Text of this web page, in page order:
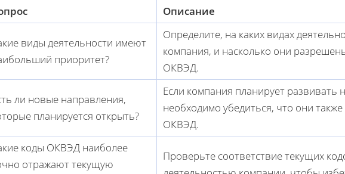
Описание
виды деятельности имеют
приоритет?
Определите, на каких видах
компания, и насколько они
ОКВЭД.
ли новые направления,
планируется открыть?
Если компания планирует развивать
необходимо убедиться, что они
ОКВЭД.
коды ОКВЭД наиболее
отражают текущую
Проверьте соответствие текущих